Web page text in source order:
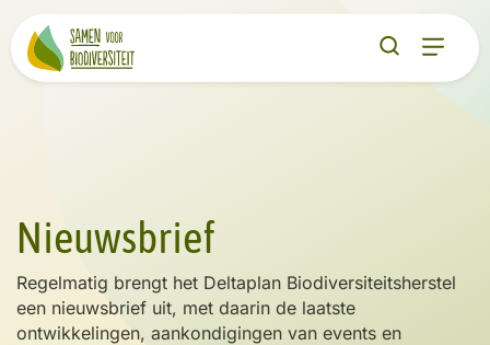
Nieuwsbrief
Regelmatig brengt het Deltaplan Biodiversiteitsherstel
een nieuwsbrief uit, met daarin de laatste
ontwikkelingen, aankondigingen van events en